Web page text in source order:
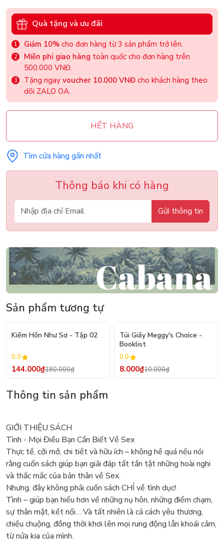
Quà tặng và ưu đãi
Giảm 10% cho đơn hàng từ 3 sản phẩm trở lên.
Miễn phí giao hàng toàn quốc cho đơn hàng trên
500.000 VNĐ.
Tặng ngay voucher 10.000 VNĐ cho khách hàng theo
dõi ZALO OA.
HẾT HÀNG
Tìm cửa hàng gần nhất
Thông báo khi có hàng
Gửi thông tin
Sản phẩm tương tự
- 20%
Kiếm Hồn Như Sơ - Tập 02
0.0
144.000₫180.000₫
Túi Giấy Meggy's Choice -
Booklist
0.0
8.000₫10.000₫
Thông tin sản phẩm
GIỚI THIỆU SÁCH
Tình - Mọi Điều Bạn Cần Biết Về Sex
Thực tế, cởi mở, chi tiết và hữu ích – không hề quá nếu nói
rằng cuốn sách giúp bạn giải đáp tất tần tật những hoài nghi
và thắc mắc của bản thân về Sex.
Nhưng, đây không phải cuốn sách CHỈ về tình dục!
Tình – giúp bạn hiểu hơn về những nụ hôn, những điểm chạm,
sự thân mật, kết nối… Và tất nhiên là cả cách yêu thương,
chiều chuộng, đồng thời khơi lên mọi rung động lẫn khoái cảm,
từ nửa kia của mình.